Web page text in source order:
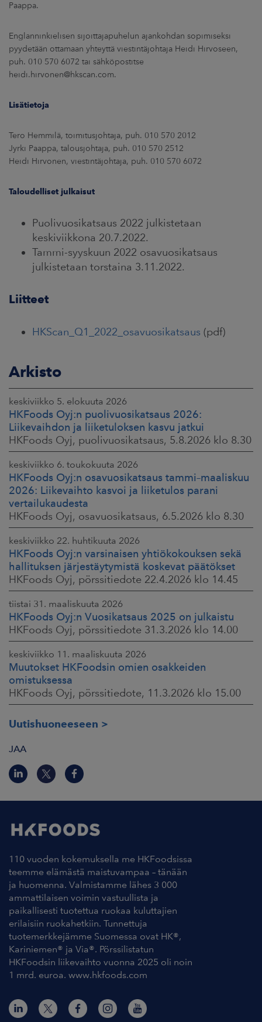
Paappa.
Englanninkielisen sijoittajapuhelun ajankohdan sopimiseksi
pyydetään ottamaan yhteyttä viestintäjohtaja Heidi Hirvoseen,
puh. 010 570 6072 tai sähköpostitse
heidi.hirvonen@hkscan.com.
Lisätietoja
Tero Hemmilä, toimitusjohtaja, puh. 010 570 2012
Jyrki Paappa, talousjohtaja, puh. 010 570 2512
Heidi Hirvonen, viestintäjohtaja, puh. 010 570 6072
Taloudelliset julkaisut
Puolivuosikatsaus 2022 julkistetaan
keskiviikkona 20.7.2022.
Tammi-syyskuun 2022 osavuosikatsaus
julkistetaan torstaina 3.11.2022.
Liitteet
HKScan_Q1_2022_osavuosikatsaus (pdf)
Arkisto
keskiviikko 5. elokuuta 2026
HKFoods Oyj:n puolivuosikatsaus 2026:
Liikevaihdon ja liiketuloksen kasvu jatkui
HKFoods Oyj, puolivuosikatsaus, 5.8.2026 klo 8.30
keskiviikko 6. toukokuuta 2026
HKFoods Oyj:n osavuosikatsaus tammi–maaliskuu
2026: Liikevaihto kasvoi ja liiketulos parani
vertailukaudesta
HKFoods Oyj, osavuosikatsaus, 6.5.2026 klo 8.30
keskiviikko 22. huhtikuuta 2026
HKFoods Oyj:n varsinaisen yhtiökokouksen sekä
hallituksen järjestäytymistä koskevat päätökset
HKFoods Oyj, pörssitiedote 22.4.2026 klo 14.45
tiistai 31. maaliskuuta 2026
HKFoods Oyj:n Vuosikatsaus 2025 on julkaistu
HKFoods Oyj, pörssitiedote 31.3.2026 klo 14.00
keskiviikko 11. maaliskuuta 2026
Muutokset HKFoodsin omien osakkeiden
omistuksessa
HKFoods Oyj, pörssitiedote, 11.3.2026 klo 15.00
Uutishuoneeseen
JAA
110 vuoden kokemuksella me HKFoodsissa
teemme elämästä maistuvampaa – tänään
ja huomenna. Valmistamme lähes 3 000
ammattilaisen voimin vastuullista ja
paikallisesti tuotettua ruokaa kuluttajien
erilaisiin ruokahetkiin. Tunnettuja
tuotemerkkejämme Suomessa ovat HK®,
Kariniemen® ja Via®. Pörssilistatun
HKFoodsin liikevaihto vuonna 2025 oli noin
1 mrd. euroa. www.hkfoods.com